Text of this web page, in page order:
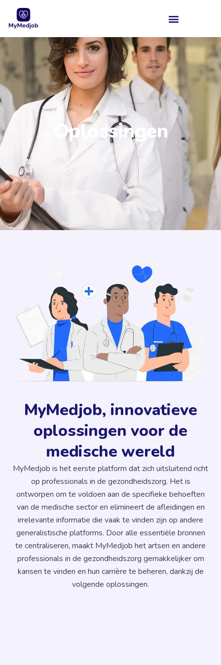
Oplossingen
MyMedjob, innovatieve
oplossingen voor de
medische wereld
MyMedjob is het eerste platform dat zich uitsluitend richt
op professionals in de gezondheidszorg. Het is
ontworpen om te voldoen aan de specifieke behoeften
van de medische sector en elimineert de afleidingen en
irrelevante informatie die vaak te vinden zijn op andere
generalistische platforms. Door alle essentiële bronnen
te centraliseren, maakt MyMedjob het artsen en andere
professionals in de gezondheidszorg gemakkelijker om
kansen te vinden en hun carrière te beheren, dankzij de
volgende oplossingen.